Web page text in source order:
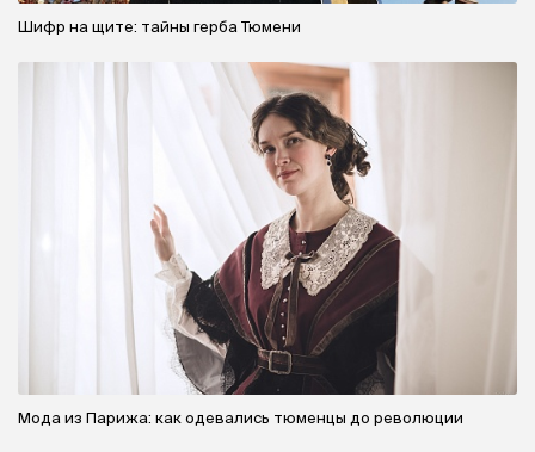
Шифр на щите: тайны герба Тюмени
Мода из Парижа: как одевались тюменцы до революции